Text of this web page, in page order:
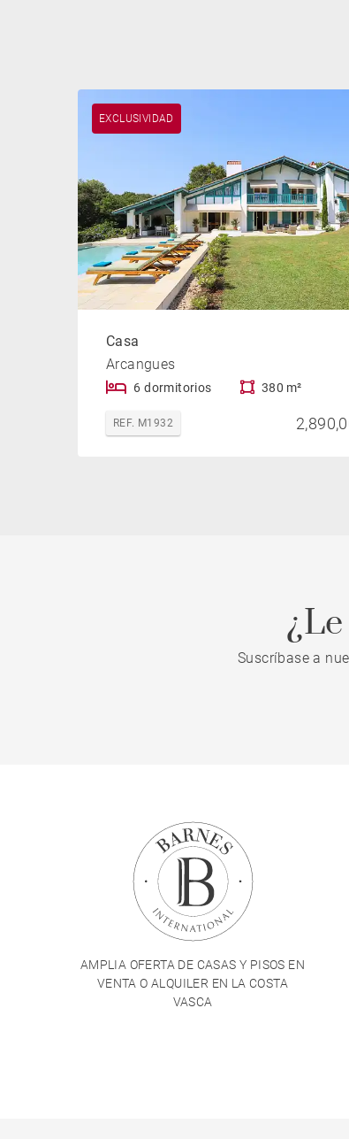
EXCLUSIVIDAD
Casa
Arcangues
6 dormitorios 380 m²
REF. M1932
Suscríbase a
AMPLIA OFERTA DE CASAS Y PISOS EN
VENTA O ALQUILER EN LA COSTA
VASCA